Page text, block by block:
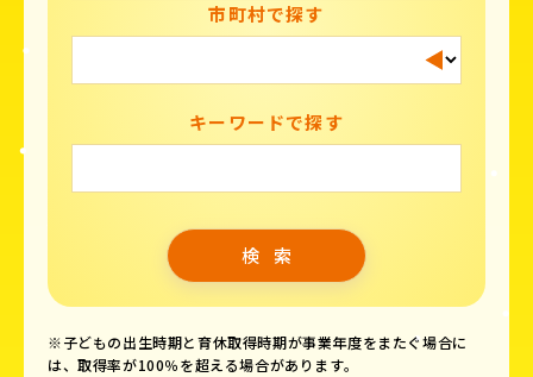
市町村で探す
キーワードで探す
※子どもの出生時期と育休取得時期が事業年度をまたぐ場合に
は、取得率が100％を超える場合があります。